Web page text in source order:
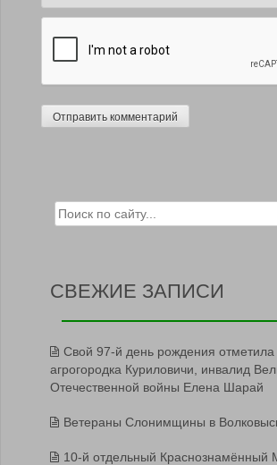
Search for:
СВЕЖИЕ ЗАПИСИ
Свой 97-й день рождения отметила
агрогородка Куриловичи, инвалид
Отечественной войны Елена Шарай
Ветераны Слонимщины в
10-й отдельный Краснознамённый